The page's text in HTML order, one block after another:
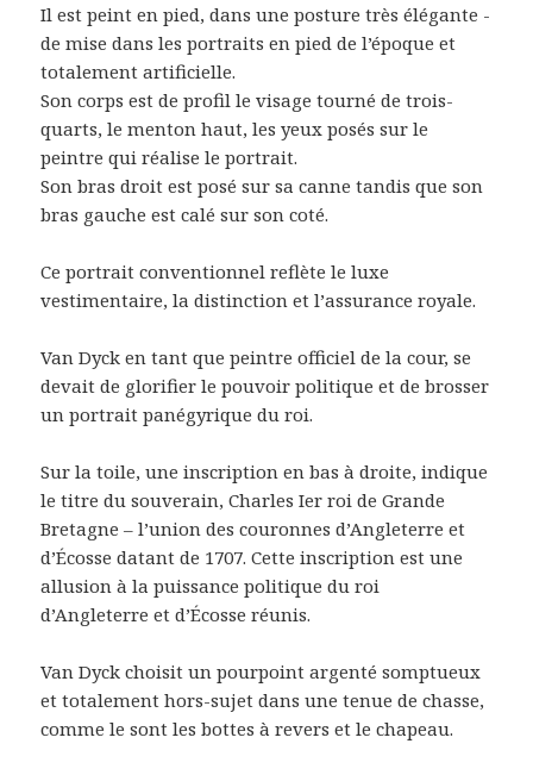
Il est peint en pied, dans une posture très élégante -
de mise dans les portraits en pied de l’époque et
totalement artificielle.
Son corps est de profil le visage tourné de trois-
quarts, le menton haut, les yeux posés sur le
peintre qui réalise le portrait.
Son bras droit est posé sur sa canne tandis que son
bras gauche est calé sur son coté.
Ce portrait conventionnel reflète le luxe
vestimentaire, la distinction et l’assurance royale.
Van Dyck en tant que peintre officiel de la cour, se
devait de glorifier le pouvoir politique et de brosser
un portrait panégyrique du roi.
Sur la toile, une inscription en bas à droite, indique
le titre du souverain, Charles Ier roi de Grande
Bretagne – l’union des couronnes d’Angleterre et
d’Écosse datant de 1707. Cette inscription est une
allusion à la puissance politique du roi
d’Angleterre et d’Écosse réunis.
Van Dyck choisit un pourpoint argenté somptueux
et totalement hors-sujet dans une tenue de chasse,
comme le sont les bottes à revers et le chapeau.